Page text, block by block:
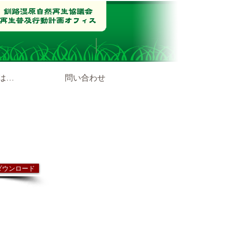
… 問い合わせ
ンロード